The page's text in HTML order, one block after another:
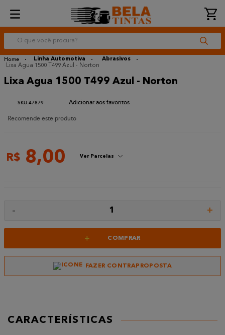
O que você procura?
Linha Automotiva
Abrasivos
Lixa Agua 1500 T499 Azul - Norton
Lixa Agua 1500 T499 Azul - Norton
:47879
Recomende este produto
R$ 8,00 Ver Parcelas
- 1 +
+ COMPRAR
FAZER CONTRAPROPOSTA
CARACTERÍSTICAS